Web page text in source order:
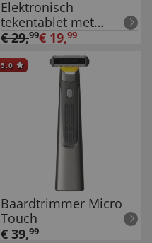
Elektronisch
tekentablet met
rekenmachine
€29,99€ 19,99
5.0
Baardtrimmer Micro
Touch
€ 39,99